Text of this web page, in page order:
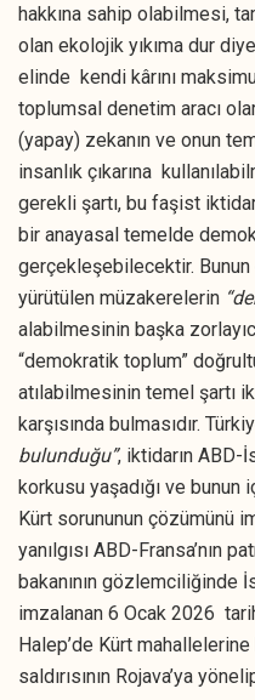
hakkına sahip olabilmesi,
olan ekolojik yıkıma dur
elinde kendi kârını
toplumsal denetim aracı
(yapay) zekanın ve onun
insanlık çıkarına
gerekli şartı, bu faşist
bir anayasal temelde
gerçekleşebilecektir. Bunun
yürütülen müzakerelerin
alabilmesinin başka
“demokratik toplum”
atılabilmesinin temel şartı
karşısında bulmasıdır.
bulunduğu”, iktidarın
korkusu yaşadığı ve bunun
Kürt sorununun çözümünü
yanılgısı ABD-Fransa’nın
bakanının gözlemciliğinde
imzalanan 6 Ocak 2026
Halep’de Kürt
saldırısının Rojava’ya